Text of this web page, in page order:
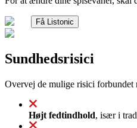
Få Listonic
Sundhedsrisici
Overvej de mulige risici forbundet
Højt fedtindhold, især i